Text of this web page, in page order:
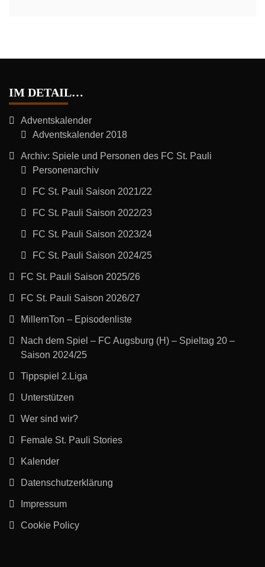
IM DETAIL…
Adventskalender
Adventskalender 2018
Archiv: Spiele und Personen des FC St. Pauli
Personenarchiv
FC St. Pauli Saison 2021/22
FC St. Pauli Saison 2022/23
FC St. Pauli Saison 2023/24
FC St. Pauli Saison 2024/25
FC St. Pauli Saison 2025/26
FC St. Pauli Saison 2026/27
MillernTon – Episodenliste
Nach dem Spiel – FC Augsburg (H) – Spieltag 20 –
Saison 2024/25
Tippspiel 2.Liga
Unterstützen
Wer sind wir?
Female St. Pauli Stories
Kalender
Datenschutzerklärung
Impressum
Cookie Policy